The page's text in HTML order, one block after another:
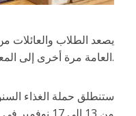
يصعد الطلاب والعائلات
العامة مرة أخرى إلى المعركة ضد الجوع في نوفمبر المقبل.
ستنطلق حملة الغذاء